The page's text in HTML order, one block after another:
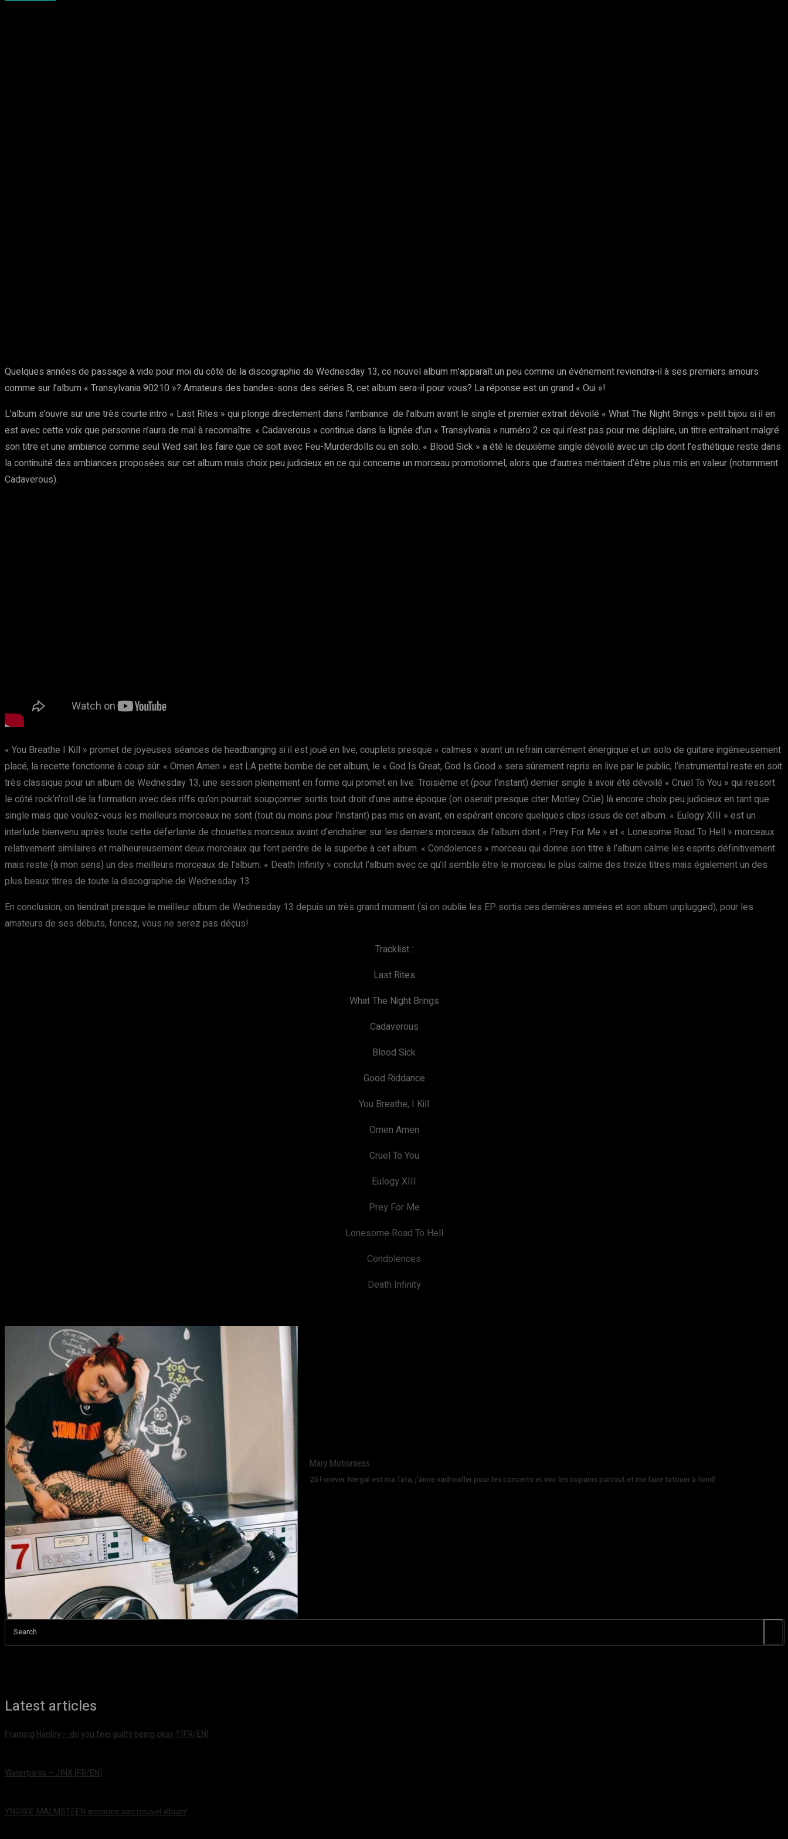
Quelques années de passage à vide pour moi du côté de la discographie de Wednesday 13, ce nouvel album m’apparaît un peu comme un événement reviendra-il à ses premiers amours
comme sur l’album « Transylvania 90210 »? Amateurs des bandes-sons des séries B, cet album sera-il pour vous? La réponse est un grand « Oui »!
L’album s’ouvre sur une très courte intro « Last Rites » qui plonge directement dans l’ambiance de l’album avant le single et premier extrait dévoilé « What The Night Brings » petit bijou si il en
est avec cette voix que personne n’aura de mal à reconnaître. « Cadaverous » continue dans la lignée d’un « Transylvania » numéro 2 ce qui n’est pas pour me déplaire, un titre entraînant malgré
son titre et une ambiance comme seul Wed sait les faire que ce soit avec Feu-Murderdolls ou en solo. « Blood Sick » a été le deuxième single dévoilé avec un clip dont l’esthétique reste dans
la continuité des ambiances proposées sur cet album mais choix peu judicieux en ce qui concerne un morceau promotionnel, alors que d’autres méritaient d’être plus mis en valeur (notamment
Cadaverous).
« You Breathe I Kill » promet de joyeuses séances de headbanging si il est joué en live, couplets presque « calmes » avant un refrain carrément énergique et un solo de guitare ingénieusement
placé, la recette fonctionne à coup sûr. « Omen Amen » est LA petite bombe de cet album, le « God Is Great, God Is Good » sera sûrement repris en live par le public, l’instrumental reste en soit
très classique pour un album de Wednesday 13, une session pleinement en forme qui promet en live. Troisième et (pour l’instant) dernier single à avoir été dévoilé « Cruel To You » qui ressort
le côté rock’n’roll de la formation avec des riffs qu’on pourrait soupçonner sortis tout droit d’une autre époque (on oserait presque citer Motley Crüe) là encore choix peu judicieux en tant que
single mais que voulez-vous les meilleurs morceaux ne sont (tout du moins pour l’instant) pas mis en avant, en espérant encore quelques clips issus de cet album. « Eulogy XIII » est un
interlude bienvenu après toute cette déferlante de chouettes morceaux avant d’enchaîner sur les derniers morceaux de l’album dont « Prey For Me » et « Lonesome Road To Hell » morceaux
relativement similaires et malheureusement deux morceaux qui font perdre de la superbe à cet album. « Condolences » morceau qui donne son titre à l’album calme les esprits définitivement
mais reste (à mon sens) un des meilleurs morceaux de l’album. « Death Infinity » conclut l’album avec ce qu’il semble être le morceau le plus calme des treize titres mais également un des
plus beaux titres de toute la discographie de Wednesday 13.
En conclusion, on tiendrait presque le meilleur album de Wednesday 13 depuis un très grand moment (si on oublie les EP sortis ces dernières années et son album unplugged), pour les
amateurs de ses débuts, foncez, vous ne serez pas déçus!
Tracklist :
Last Rites
What The Night Brings
Cadaverous
Blood Sick
Good Riddance
You Breathe, I Kill
Omen Amen
Cruel To You
Eulogy XIII
Prey For Me
Lonesome Road To Hell
Condolences
Death Infinity
Mary Motionless
25 Forever. Nergal est ma Tata, j'aime vadrouiller pour les concerts et voir les copains partout et me faire tatouer à fond!
Search
Latest articles
Framing Hanley – do you feel guilty being okay ? [FR/EN]
Waterparks – JINX [FR/EN]
YNGWIE MALMSTEEN annonce son nouvel album!